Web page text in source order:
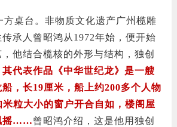
方桌台。非物质文化遗产广州榄雕
承人曾昭鸿从1972年始，便开始
他结合榄核的外形与结构，独创
其代表作品《中华世纪龙》是一艘
，长19厘米，船上约200多个人物
粒大小的窗户开合自如，楼阁屋
摇……曾昭鸿介绍，这是他用独创